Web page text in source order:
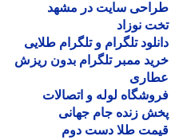
سایت در مشهد
نوزاد
تلگرام و تلگرام طلایی
ممبر تلگرام بدون ریزش
لوله و اتصالات
زنده جام جهانی
طلا دست دوم